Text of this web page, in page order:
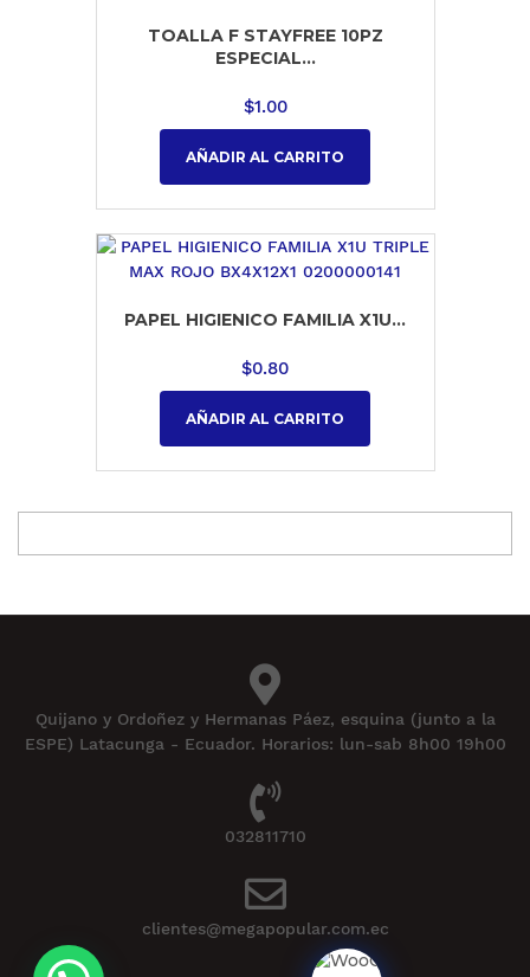
TOALLA F STAYFREE 10PZ
ESPECIAL...
$1.00
AÑADIR AL CARRITO
PAPEL HIGIENICO FAMILIA X1U...
$0.80
AÑADIR AL CARRITO
Quijano y Ordoñez y Hermanas Páez, esquina (junto a la
ESPE) Latacunga - Ecuador. Horarios: lun-sab 8h00 19h00
032811710
clientes@megapopular.com.ec